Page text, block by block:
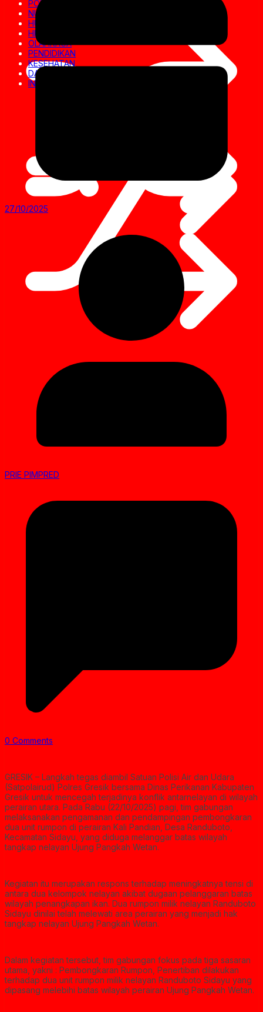
POLITIK
NUSANTARA
HUKRIM
HIBURAN
OLAHRAGA
PENDIDIKAN
KESEHATAN
DAERAH
INVESTIGASI
27/10/2025
PRIE PIMPRED
0 Comments
GRESIK – Langkah tegas diambil Satuan Polisi Air dan Udara
(Satpolairud) Polres Gresik bersama Dinas Perikanan Kabupaten
Gresik untuk mencegah terjadinya konflik antarnelayan di wilayah
perairan utara. Pada Rabu (22/10/2025) pagi, tim gabungan
melaksanakan pengamanan dan pendampingan pembongkaran
dua unit rumpon di perairan Kali Pandian, Desa Randuboto,
Kecamatan Sidayu, yang diduga melanggar batas wilayah
tangkap nelayan Ujung Pangkah Wetan.
Kegiatan itu merupakan respons terhadap meningkatnya tensi di
antara dua kelompok nelayan akibat dugaan pelanggaran batas
wilayah penangkapan ikan. Dua rumpon milik nelayan Randuboto
Sidayu dinilai telah melewati area perairan yang menjadi hak
tangkap nelayan Ujung Pangkah Wetan.
Dalam kegiatan tersebut, tim gabungan fokus pada tiga sasaran
utama, yakni : Pembongkaran Rumpon, Penertiban dilakukan
terhadap dua unit rumpon milik nelayan Randuboto Sidayu yang
dipasang melebihi batas wilayah perairan Ujung Pangkah Wetan.